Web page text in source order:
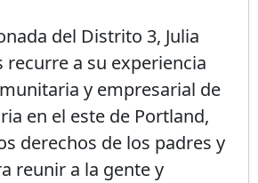
del Distrito 3, Julia
recurre a su experiencia
y empresarial de
en el este de Portland,
derechos de los padres y
reunir a la gente y